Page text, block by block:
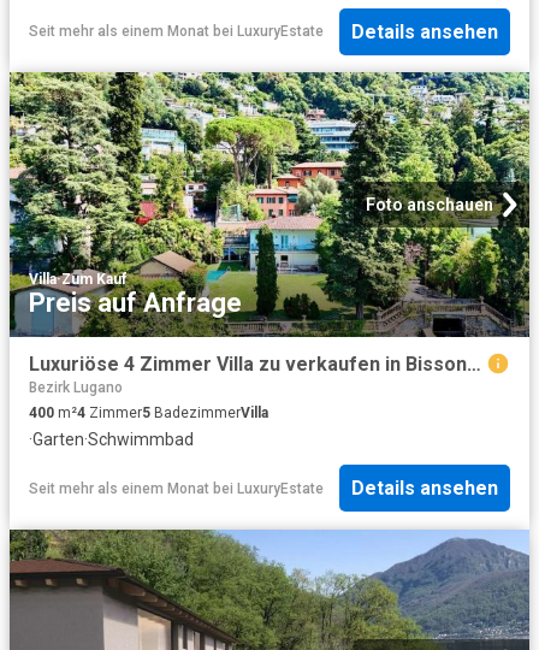
Seit mehr als einem Monat bei LuxuryEstate Details ansehen
Foto anschauen
Villa·Zum Kauf
Preis auf Anfrage
Luxuriöse 4 Zimmer Villa zu verkaufen in Bissone, Kanton Tessin
Bezirk Lugano
400 m²4 Zimmer5 BadezimmerVilla
·Garten·Schwimmbad
Seit mehr als einem Monat bei LuxuryEstate Details ansehen